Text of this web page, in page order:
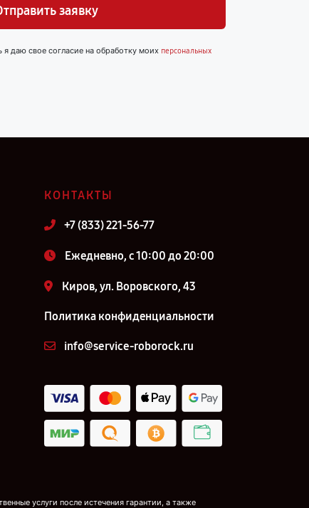
заявку
даю свое согласие на обработку моих персональных
КОНТАКТЫ
+7 (833) 221-56-77
Ежедневно, с 10:00 до 20:00
Киров, ул. Воровского, 43
Политика конфиденциальности
info@service-roborock.ru
услуги после истечения гарантии, а также